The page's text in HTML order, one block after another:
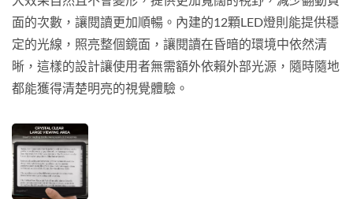
面的次數，讓閱讀更加順暢。內建的12顆LED燈則能提供穩
定的光線，照亮整個鏡面，讓閱讀在昏暗的環境中依然清
晰，這樣的設計讓使用者無需額外依賴外部光源，隨時隨地
都能獲得清楚明亮的視覺體驗。